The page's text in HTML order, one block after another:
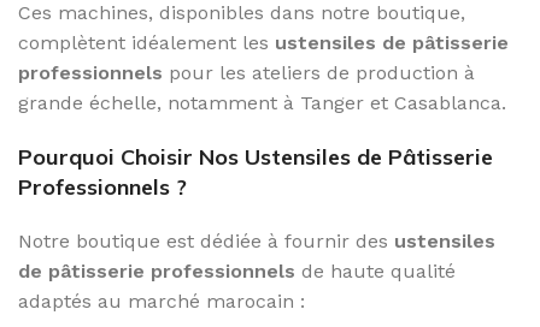
Ces machines, disponibles dans notre boutique,
complètent idéalement les ustensiles de pâtisserie
professionnels pour les ateliers de production à
grande échelle, notamment à Tanger et Casablanca.
Pourquoi Choisir Nos Ustensiles de Pâtisserie
Professionnels ?
Notre boutique est dédiée à fournir des ustensiles
de pâtisserie professionnels de haute qualité
adaptés au marché marocain :